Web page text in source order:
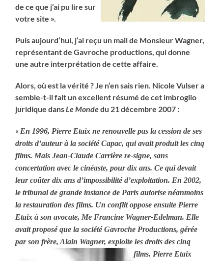
de ce que j’ai pu lire sur
votre site ».
Puis aujourd’hui, j’ai reçu un mail de Monsieur Wagner,
représentant de Gavroche productions, qui donne
une autre interprétation de cette affaire.
Alors, où est la vérité ? Je n’en sais rien. Nicole Vulser a
semble-t-il fait un excellent résumé de cet imbroglio
juridique dans Le Mondedu 21 décembre 2007 :
« En 1996, Pierre Etaix ne renouvelle pas la cession de ses
droits d’auteur à la société Capac, qui avait produit les cinq
films. Mais Jean-Claude Carrière re-signe, sans
concertation avec le cinéaste, pour dix ans. Ce qui devait
leur coûter dix ans d’impossibilité d’exploitation. En 2002,
le tribunal de grande instance de Paris autorise néanmoins
la restauration des films. Un conflit oppose ensuite Pierre
Etaix à son avocate, Me Francine Wagner-Edelman. Elle
avait proposé que la société Gavroche Productions, gérée
par son frère, Alain Wagner,exploite les droits des cinq
films. Pierre Etaix